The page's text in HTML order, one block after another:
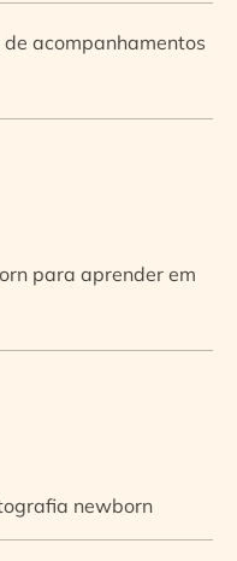
acompanhamentos
para aprender em
newborn